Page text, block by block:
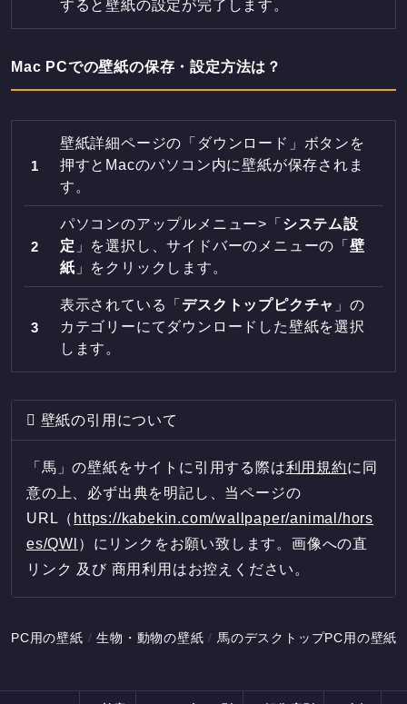
すると壁紙の設定が完了します。
Mac PCでの壁紙の保存・設定方法は？
壁紙詳細ページの「ダウンロード」ボタンを
押すとMacのパソコン内に壁紙が保存されま
す。
パソコンのアップルメニュー>「 システム設
定 」を選択し、サイドバーのメニューの「壁
紙 」をクリックします。
表示されている「 デスクトップピクチャ 」の
カテゴリーにてダウンロードした壁紙を選択
します。
壁紙の引用について
「馬」の壁紙をサイトに引用する際は利用規約に同
意の上、必ず出典を明記し、当ページの
URL（ https://kabekin.com/wallpaper/animal/hors
es/QWl ）にリンクをお願い致します。画像への直
リンク 及び 商用利用はお控えください。
PC用の壁紙 生物・動物の壁紙 馬のデスクトップPC用の壁紙